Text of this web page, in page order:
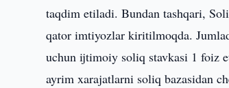
taqdim etiladi. Bundan tashqari,
qator imtiyozlar kiritilmoqda.
uchun ijtimoiy soliq stavkasi 1 foiz
ayrim xarajatlarni soliq bazasidan